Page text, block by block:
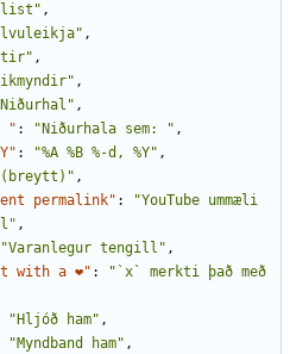
,
,
,
,
,
" : "Niðurhala sem: " ,
: "%A %B %-d, %Y" ,
,
permalink" :
"YouTube ummæli
,
"Varanlegur tengill" ,
with a ❤" :
"`x` merkti það með
"Hljóð ham" ,
"Myndband ham" ,